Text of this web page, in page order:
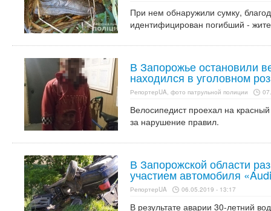
При нем обнаружили сумку,
идентифицирован погибший -
В Запорожье остановили
находился в уголовном
РепортерUA, фото патрульной полиции
Велосипедист проехал на
за нарушение правил.
В Запорожской области
участием автомобиля
РепортерUA 06.05.2019 - 13:17
В результате аварии 30-летний